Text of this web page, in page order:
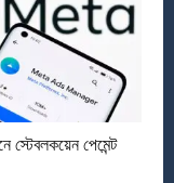
স্টেবলকয়েন পেমেন্ট